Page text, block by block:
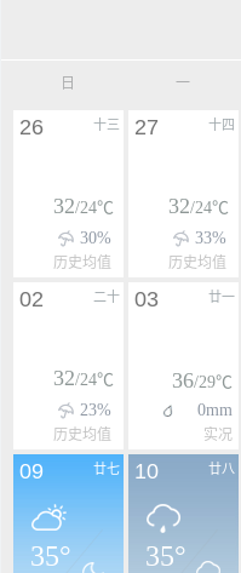
日 一
十三
26
32/24℃
30%
历史均值
十四
27
32/24℃
33%
历史均值
二十
02
32/24℃
23%
历史均值
廿一
03
36/29℃
0mm
实况
廿七
09
35°
廿八
10
35°